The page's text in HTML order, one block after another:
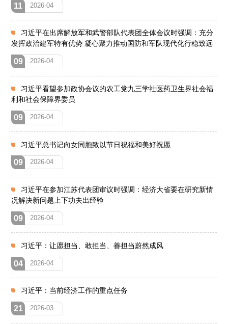
11 2026-04
习近平在出席解放军和武警部队代表团全体会议时强调：充分
发挥政治建军特有优势 凝心聚力推动国防和军队现代化行稳致远
09 2026-04
习近平看望参加政协会议的农工党九三学社医药卫生界社会福
利和社会保障界委员
09 2026-04
习近平总书记向女同胞致以节日祝福和美好祝愿
09 2026-04
习近平在参加江苏代表团审议时强调：经济大省要在研究新情
况解决新问题上下功夫出经验
09 2026-04
习近平：让愿担当、敢担当、善担当蔚然成风
04 2026-04
习近平：当前经济工作的重点任务
21 2026-03